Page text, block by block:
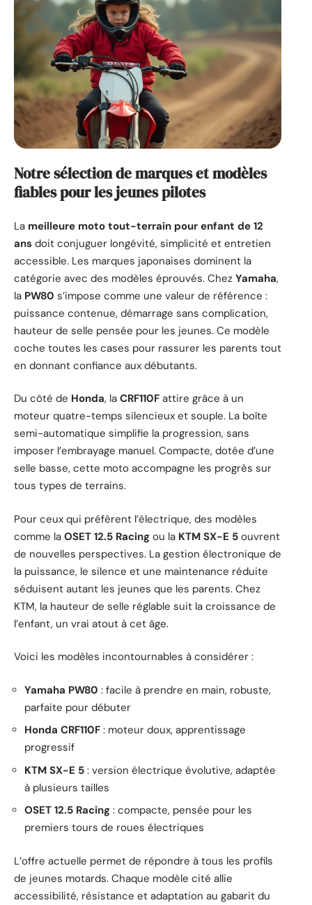
Notre sélection de marques et modèles
fiables pour les jeunes pilotes
La meilleure moto tout-terrain pour enfant de 12
ans doit conjuguer longévité, simplicité et entretien
accessible. Les marques japonaises dominent la
catégorie avec des modèles éprouvés. Chez Yamaha,
la PW80 s’impose comme une valeur de référence :
puissance contenue, démarrage sans complication,
hauteur de selle pensée pour les jeunes. Ce modèle
coche toutes les cases pour rassurer les parents tout
en donnant confiance aux débutants.
Du côté de Honda, la CRF110F attire grâce à un
moteur quatre-temps silencieux et souple. La boîte
semi-automatique simplifie la progression, sans
imposer l’embrayage manuel. Compacte, dotée d’une
selle basse, cette moto accompagne les progrès sur
tous types de terrains.
Pour ceux qui préfèrent l’électrique, des modèles
comme la OSET 12.5 Racing ou la KTM SX-E 5 ouvrent
de nouvelles perspectives. La gestion électronique de
la puissance, le silence et une maintenance réduite
séduisent autant les jeunes que les parents. Chez
KTM, la hauteur de selle réglable suit la croissance de
l’enfant, un vrai atout à cet âge.
Voici les modèles incontournables à considérer :
Yamaha PW80 : facile à prendre en main, robuste,
parfaite pour débuter
Honda CRF110F : moteur doux, apprentissage
progressif
KTM SX-E 5 : version électrique évolutive, adaptée
à plusieurs tailles
OSET 12.5 Racing : compacte, pensée pour les
premiers tours de roues électriques
L’offre actuelle permet de répondre à tous les profils
de jeunes motards. Chaque modèle cité allie
accessibilité, résistance et adaptation au gabarit du